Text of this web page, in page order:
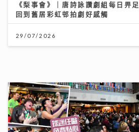
香港創科企業由幕後技術夥伴逐步
17/07/2026